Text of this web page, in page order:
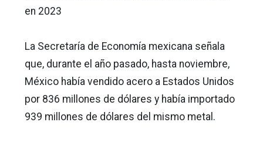
en 2023
La Secretaría de Economía mexicana señala
que, durante el año pasado, hasta noviembre,
México había vendido acero a Estados Unidos
por 836 millones de dólares y había importado
939 millones de dólares del mismo metal.